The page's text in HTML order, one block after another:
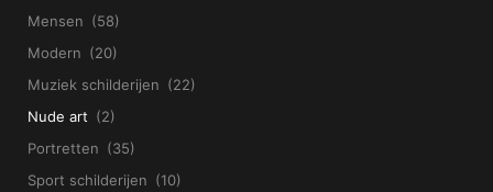
Mensen (58)
Modern (20)
Muziek schilderijen (22)
Nude art (2)
Portretten (35)
Sport schilderijen (10)